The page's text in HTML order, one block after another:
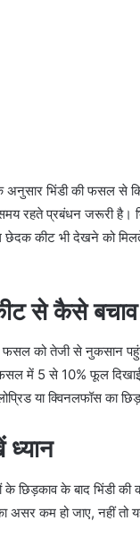
अनुसार भिंडी की फसल से
रहते प्रबंधन जरूरी है।
कीट भी देखने को
से कैसे
को तेजी से नुकसान
में 5 से 10% फूल दिखाई
या क्विनलफॉस का
ध्यान
के छिड़काव के बाद भिंडी
असर कम हो जाए, नहीं